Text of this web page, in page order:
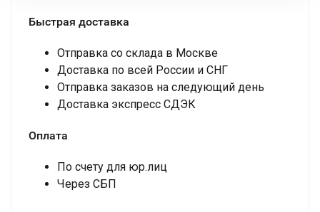
Быстрая доставка
Отправка со склада в Москве
Доставка по всей России и СНГ
Отправка заказов на следующий день
Доставка экспресс СДЭК
Оплата
По счету для юр.лиц
Через СБП